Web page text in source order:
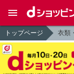
トップページ 衣類